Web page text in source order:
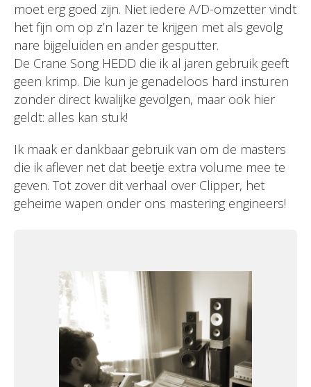
moet erg goed zijn. Niet iedere A/D-omzetter vindt
het fijn om op z’n lazer te krijgen met als gevolg
nare bijgeluiden en ander gesputter.
De Crane Song HEDD die ik al jaren gebruik geeft
geen krimp. Die kun je genadeloos hard insturen
zonder direct kwalijke gevolgen, maar ook hier
geldt: alles kan stuk!
Ik maak er dankbaar gebruik van om de masters
die ik aflever net dat beetje extra volume mee te
geven. Tot zover dit verhaal over Clipper, het
geheime wapen onder ons mastering engineers!